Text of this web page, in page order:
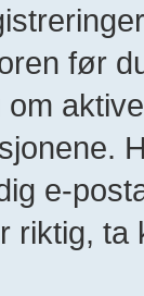
før
om
e-
riktig, ta